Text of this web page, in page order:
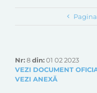
Nr:8din:01 02 2023
VEZI DOCUMENT
VEZI ANEXĂ